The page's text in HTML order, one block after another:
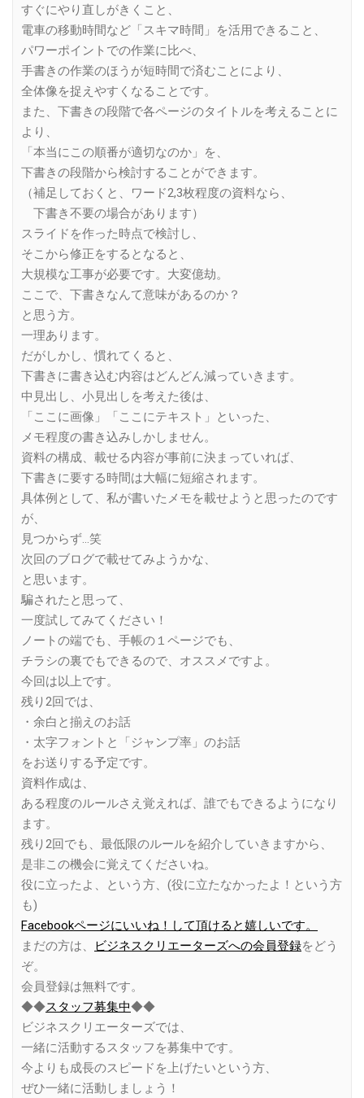
すぐにやり直しがきくこと、
電車の移動時間など「スキマ時間」を活用できること、
パワーポイントでの作業に比べ、
手書きの作業のほうが短時間で済むことにより、
全体像を捉えやすくなることです。
また、下書きの段階で各ページのタイトルを考えることに
より、
「本当にこの順番が適切なのか」を、
下書きの段階から検討することができます。
（補足しておくと、ワード2,3枚程度の資料なら、
下書き不要の場合があります）
スライドを作った時点で検討し、
そこから修正をするとなると、
大規模な工事が必要です。大変億劫。
ここで、下書きなんて意味があるのか？
と思う方。
一理あります。
だがしかし、慣れてくると、
下書きに書き込む内容はどんどん減っていきます。
中見出し、小見出しを考えた後は、
「ここに画像」「ここにテキスト」といった、
メモ程度の書き込みしかしません。
資料の構成、載せる内容が事前に決まっていれば、
下書きに要する時間は大幅に短縮されます。
具体例として、私が書いたメモを載せようと思ったのです
が、
見つからず…笑
次回のブログで載せてみようかな、
と思います。
騙されたと思って、
一度試してみてください！
ノートの端でも、手帳の１ページでも、
チラシの裏でもできるので、オススメですよ。
今回は以上です。
残り2回では、
・余白と揃えのお話
・太字フォントと「ジャンプ率」のお話
をお送りする予定です。
資料作成は、
ある程度のルールさえ覚えれば、誰でもできるようになり
ます。
残り2回でも、最低限のルールを紹介していきますから、
是非この機会に覚えてくださいね。
役に立ったよ、という方、(役に立たなかったよ！という方
も)
Facebookページにいいね！して頂けると嬉しいです。
まだの方は、
ビジネスクリエーターズへの会員登録をどう
ぞ。
会員登録は無料です。
◆◆スタッフ募集中◆◆
ビジネスクリエーターズでは、
一緒に活動するスタッフを募集中です。
今よりも成長のスピードを上げたいという方、
ぜひ一緒に活動しましょう！